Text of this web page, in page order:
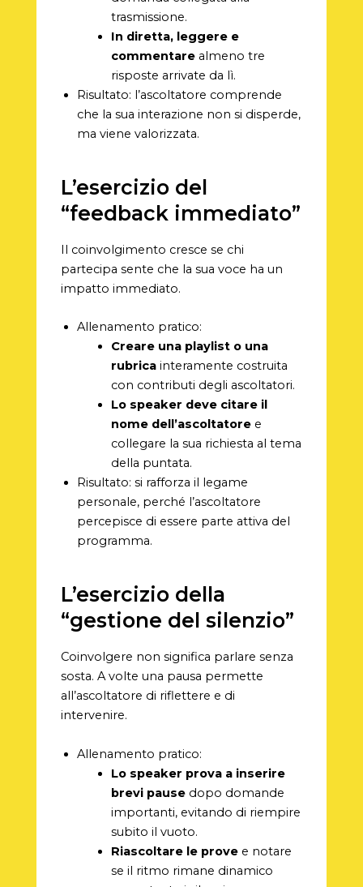
trasmissione.
In diretta, leggere e
commentarealmeno tre
risposte arrivate da lì.
Risultato: l’ascoltatore comprende
che la sua interazione non si disperde,
ma viene valorizzata.
L’esercizio del
“feedback immediato”
Il coinvolgimento cresce se chi
partecipa sente che la sua voce ha un
impatto immediato.
Allenamento pratico:
Creare una playlist o una
rubricainteramente costruita
con contributi degli ascoltatori.
Lo speaker deve citare il
nome dell’ascoltatoree
collegare la sua richiesta al tema
della puntata.
Risultato: si rafforza il legame
personale, perché l’ascoltatore
percepisce di essere parte attiva del
programma.
L’esercizio della
“gestione del silenzio”
Coinvolgere non significa parlare senza
sosta. A volte una pausa permette
all’ascoltatore di riflettere e di
intervenire.
Allenamento pratico:
Lo speaker prova a inserire
brevi pausedopo domande
importanti, evitando di riempire
subito il vuoto.
Riascoltare le provee notare
se il ritmo rimane dinamico